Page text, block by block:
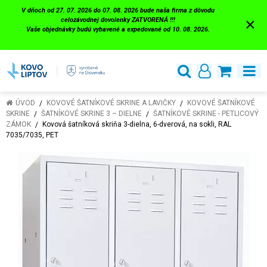
V dňoch od 27. 07. 2026 do 07. 08. 2026 bude naša firma z dôvodu
celozávodnej dovolenky ZATVORENÁ !!!
Vaše objednávky budú vybavené a expedované od 10. 08. 2026.
×
ÚVOD KOVOVÉ ŠATNÍKOVÉ SKRINE A LAVIČKY
KOVOVÉ ŠATNÍKOVÉ
SKRINE
ŠATNÍKOVÉ SKRINE 3 – DIELNE
ŠATNÍKOVÉ SKRINE - PETLICOVÝ
ZÁMOK
Kovová šatníková skriňa 3-dielna, 6-dverová, na sokli, RAL
7035/7035, PET